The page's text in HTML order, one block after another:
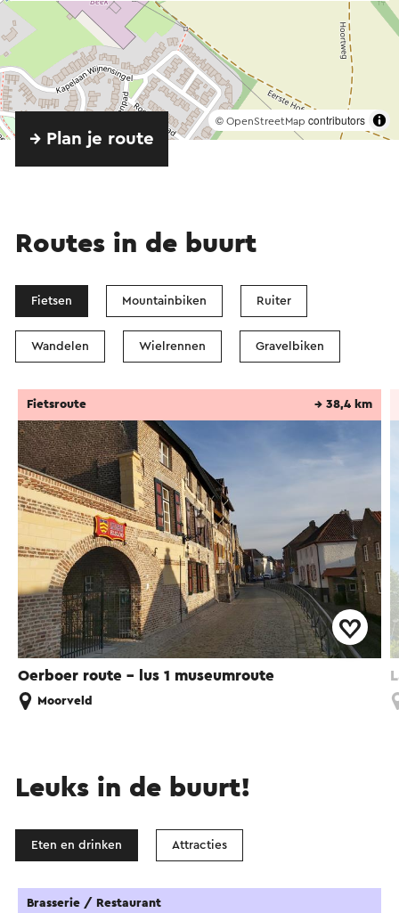
Nederland, Sarah Coenen, een basisschoolleerling
uit groep acht, Burgemeester Christine van
Basten-Boddin van Beek, Gedeputeerde Ger
Koopmans van de Provincie Limburg en de
initiatiefnemer S.H.O.B.
Verder aanwezig: vele bestuurlijke en militaire
© OpenStreetMap contributors
→ Plan je route
Routes in de buurt
Fietsen Mountainbiken Ruiter
Wandelen Wielrennen Gravelbiken
Oerboer route – lus 1 museumroute
Fietsroute → 38,4 km
Moorveld
Leuks in de buurt!
Eten en drinken Attracties
Brasserie / Restaurant